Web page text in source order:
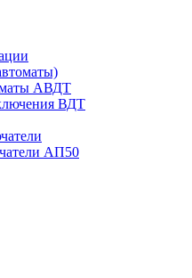
АВДТ
ВДТ
АП50